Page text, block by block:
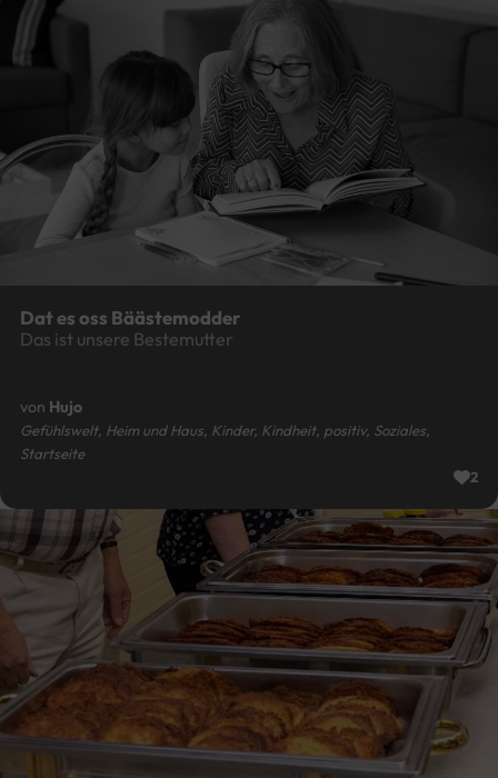
Dat es oss Bäästemodder
Das ist unsere Bestemutter
von Hujo
Gefühlswelt, Heim und Haus, Kinder, Kindheit, positiv, Soziales,
Startseite
2